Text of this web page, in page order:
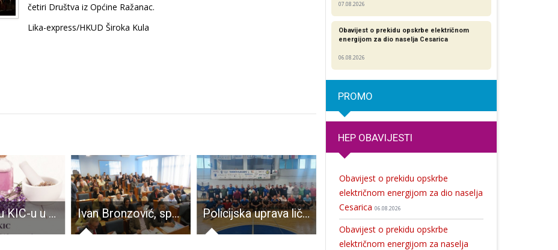
četiri Društva iz Općine Ražanac.
Lika-express/HKUD Široka Kula
U utorak u KIC-u u Gospiću predavanje o aromaterapiji Ivan Bronzović, spasitelj gospićkog staračkog doma Policijska uprava ličko-senjska povodom Dana državnosti organizirala malonogometni turnir
07.08.2026
Obavijest o prekidu opskrbe električnom
energijom za dio naselja Cesarica
06.08.2026
PROMO
HEP OBAVIJESTI
Obavijest o prekidu opskrbe
električnom energijom za dio naselja
Cesarica 06.08.2026
Obavijest o prekidu opskrbe
električnom energijom za naselja